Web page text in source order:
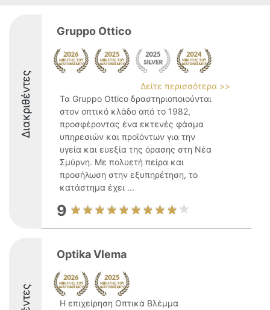
Διακριθέντες
Gruppo Ottico
Δείτε περισσότερα >>
Τα Gruppo Ottico δραστηριοποιούνται
στον οπτικό κλάδο από το 1982,
προσφέροντας ένα εκτενές φάσμα
υπηρεσιών και προϊόντων για την
υγεία και ευεξία της όρασης στη Νέα
Σμύρνη. Με πολυετή πείρα και
προσήλωση στην εξυπηρέτηση, το
κατάστημα έχει ...
9
Optika Vlema
Η επιχείρηση Οπτικά Βλέμμα